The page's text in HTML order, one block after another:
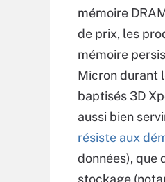
mémoire
de prix, les
mémoire
Micron durant
baptisés 3D
aussi bien
résiste aux
données), que
stockage